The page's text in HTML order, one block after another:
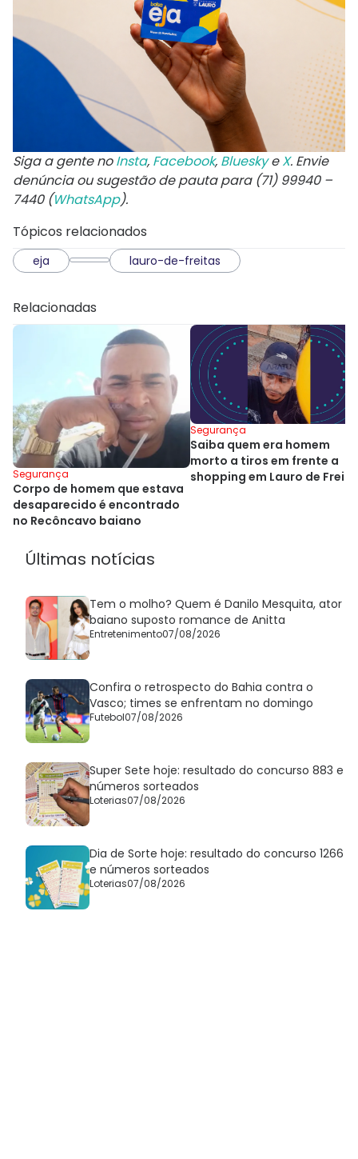
Siga a gente noInsta, Facebook, BlueskyeX. Envie
denúncia ou sugestão de pauta para (71) 99940 –
7440 (WhatsApp).
Tópicos relacionados
eja lauro-de-freitas
Relacionadas
Segurança
Corpo de homem que estava
desaparecido é encontrado
no Recôncavo baiano
Segurança
Saiba quem era homem
morto a tiros em frente a
shopping em Lauro de
Últimas notícias
Tem o molho? Quem é Danilo Mesquita, ator
baiano suposto romance de Anitta
Entretenimento07/08/2026
Confira o retrospecto do Bahia contra o
Vasco; times se enfrentam no domingo
Futebol07/08/2026
Super Sete hoje: resultado do concurso 883 e
números sorteados
Loterias07/08/2026
Dia de Sorte hoje: resultado do concurso 1266
e números sorteados
Loterias07/08/2026